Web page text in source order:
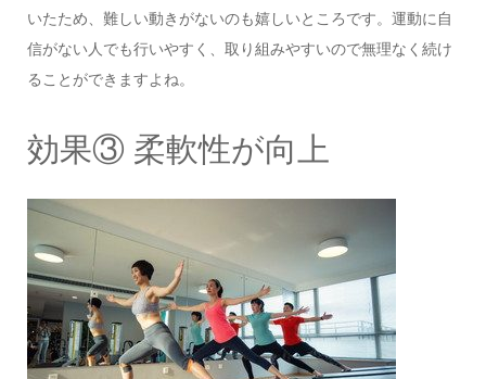
いたため、難しい動きがないのも嬉しいところです。運動に自
信がない人でも行いやすく、取り組みやすいので無理なく続け
ることができますよね。
効果③ 柔軟性が向上